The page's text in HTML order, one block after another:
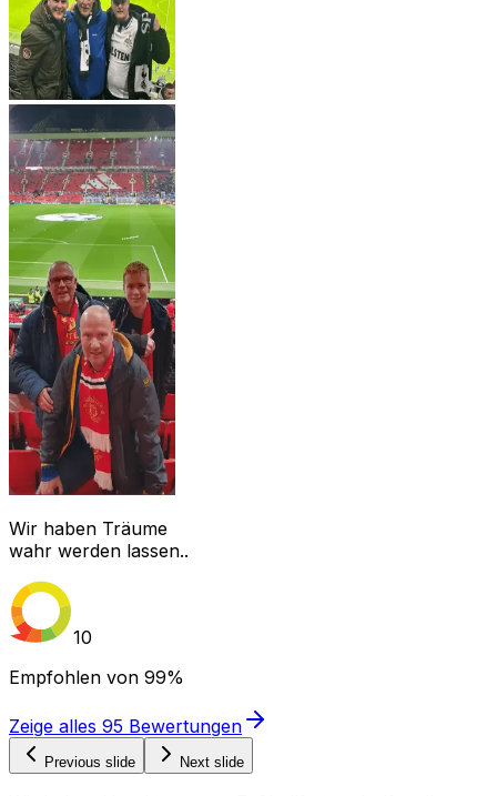
Wir haben Träume
wahr werden lassen..
10
Empfohlen von 99%
Zeige alles 95 Bewertungen
Previous slide Next slide